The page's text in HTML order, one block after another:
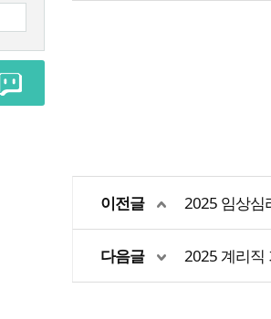
이전글 2025 임상심
다음글 2025 계리직